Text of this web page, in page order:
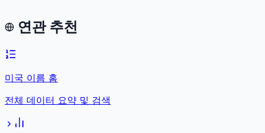
연관 추천
미국 이름 홈
전체 데이터 요약 및 검색